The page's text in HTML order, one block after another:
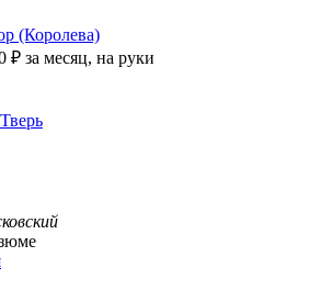
(Королева)
₽ за месяц, на руки